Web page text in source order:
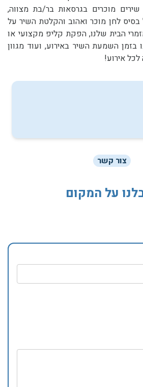
מוכרים בגרסאות בר/בת מצווה,
בסיס לחן מוכר ואהוב והקלטת השיר על
הבית שלנו, הפקת קליפ מקצועי או
בזמן השמעת השיר באירוע, ועוד מגוון
אירוע!
צור קשר
על המקום